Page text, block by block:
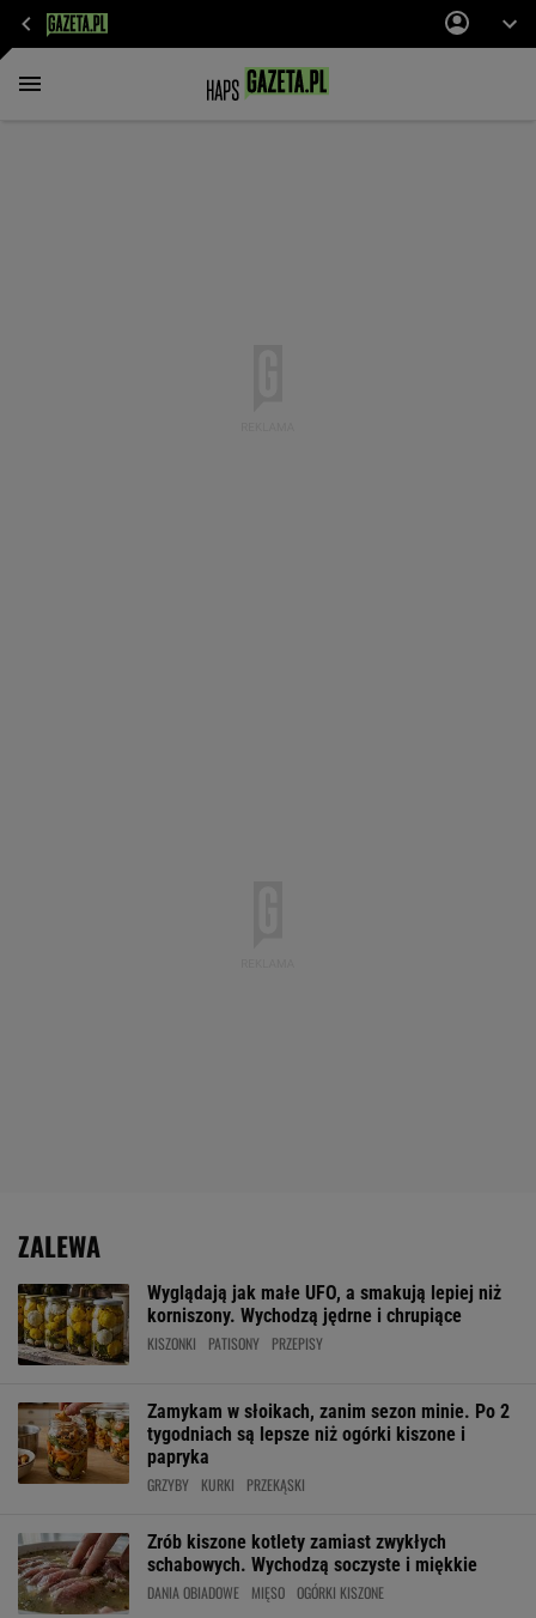
ZALEWA
Wyglądają jak małe UFO, a smakują lepiej niż
korniszony. Wychodzą jędrne i chrupiące
KISZONKI PATISONY PRZEPISY
Zamykam w słoikach, zanim sezon minie. Po 2
tygodniach są lepsze niż ogórki kiszone i
papryka
GRZYBY KURKI PRZEKĄSKI
Zrób kiszone kotlety zamiast zwykłych
schabowych. Wychodzą soczyste i miękkie
DANIA OBIADOWE MIĘSO OGÓRKI KISZONE